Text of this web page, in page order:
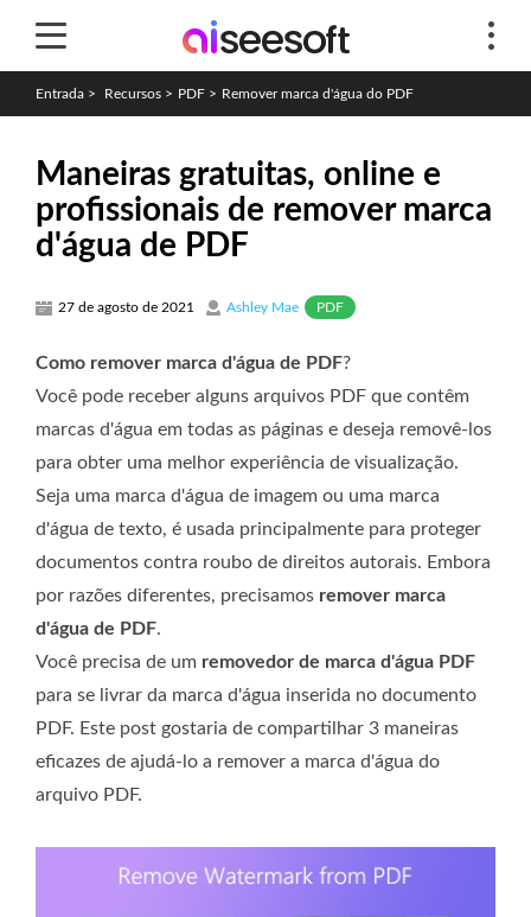
Entrada > Recursos > PDF > Remover marca d'água do PDF
Maneiras gratuitas, online e
profissionais de remover marca
d'água de PDF
27 de agosto de 2021 Ashley Mae PDF
Como remover marca d'água de PDF?
Você pode receber alguns arquivos PDF que contêm
marcas d'água em todas as páginas e deseja removê-los
para obter uma melhor experiência de visualização.
Seja uma marca d'água de imagem ou uma marca
d'água de texto, é usada principalmente para proteger
documentos contra roubo de direitos autorais. Embora
por razões diferentes, precisamos remover marca
d'água de PDF.
Você precisa de um removedor de marca d'água PDF
para se livrar da marca d'água inserida no documento
PDF. Este post gostaria de compartilhar 3 maneiras
eficazes de ajudá-lo a remover a marca d'água do
arquivo PDF.